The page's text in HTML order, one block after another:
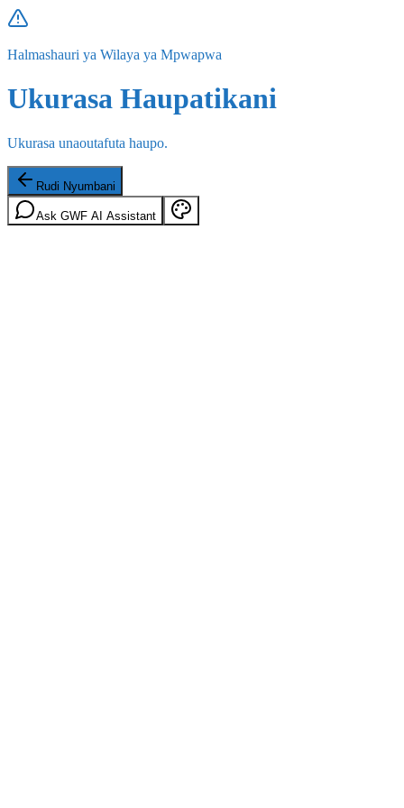
Halmashauri ya Wilaya ya Mpwapwa
Ukurasa Haupatikani
Ukurasa unaoutafuta haupo.
Rudi Nyumbani
Ask GWF AI Assistant